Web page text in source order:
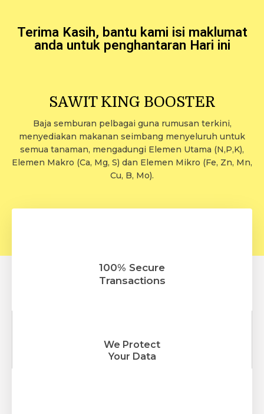
Terima Kasih, bantu kami isi maklumat
anda untuk penghantaran Hari ini
SAWIT KING BOOSTER
Baja semburan pelbagai guna rumusan terkini,
menyediakan makanan seimbang menyeluruh untuk
semua tanaman, mengadungi Elemen Utama (N,P,K),
Elemen Makro (Ca, Mg, S) dan Elemen Mikro (Fe, Zn, Mn,
Cu, B, Mo).
100% Secure
Transactions
We Protect
Your Data